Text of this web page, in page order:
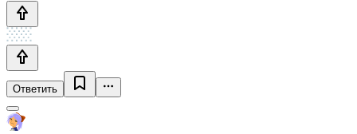
Ответить